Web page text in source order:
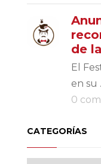
de
El
en su
0
CATEGORÍAS